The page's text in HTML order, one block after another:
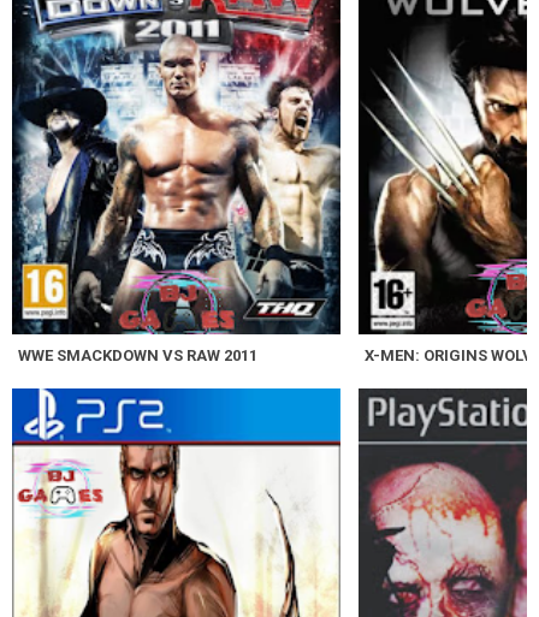
WWE SMACKDOWN VS RAW 2011 X-MEN: ORIGINS